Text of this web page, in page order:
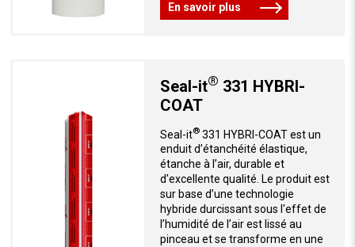
En savoir plus
Seal-it® 331 HYBRI-
COAT
Seal-it®331 HYBRI-COAT est un
enduit d’étanchéité élastique,
étanche à l’air, durable et
d'excellente qualité. Le produit est
sur base d’une technologie
hybride durcissant sous l'effet de
l’humidité de l’air est lissé au
pinceau et se transforme en une